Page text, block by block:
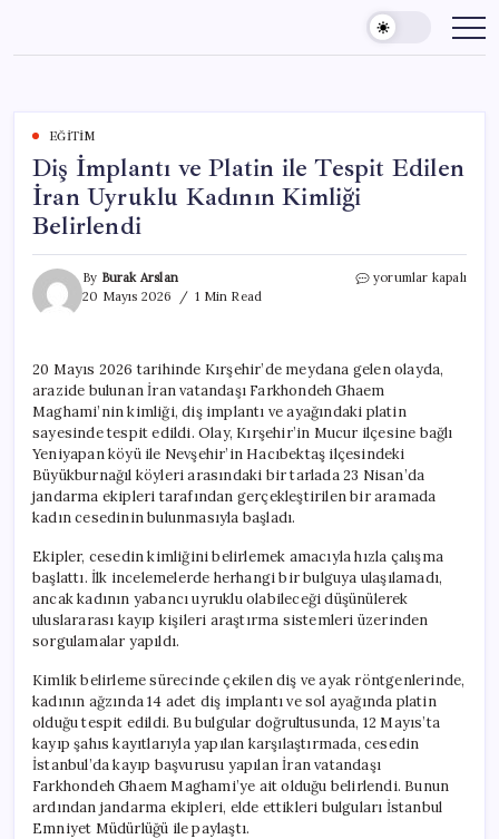
content
EĞITIM
Diş İmplantı ve Platin ile Tespit Edilen
İran Uyruklu Kadının Kimliği
Belirlendi
By Burak Arslan
20 Mayıs 2026
1 Min Read
Diş
Tespit
Edilen
İran
Uyruklu
Kadının
Kimliği
Belirlendi
için
yorumlar kapalı
20 Mayıs 2026 tarihinde Kırşehir’de meydana gelen olayda,
arazide bulunan İran vatandaşı Farkhondeh Ghaem
Maghami’nin kimliği, diş implantı ve ayağındaki platin
sayesinde tespit edildi. Olay, Kırşehir’in Mucur ilçesine bağlı
Yeniyapan köyü ile Nevşehir’in Hacıbektaş ilçesindeki
Büyükburnağıl köyleri arasındaki bir tarlada 23 Nisan’da
jandarma ekipleri tarafından gerçekleştirilen bir aramada
kadın cesedinin bulunmasıyla başladı.
Ekipler, cesedin kimliğini belirlemek amacıyla hızla çalışma
başlattı. İlk incelemelerde herhangi bir bulguya ulaşılamadı,
ancak kadının yabancı uyruklu olabileceği düşünülerek
uluslararası kayıp kişileri araştırma sistemleri üzerinden
sorgulamalar yapıldı.
Kimlik belirleme sürecinde çekilen diş ve ayak röntgenlerinde,
kadının ağzında 14 adet diş implantı ve sol ayağında platin
olduğu tespit edildi. Bu bulgular doğrultusunda, 12 Mayıs’ta
kayıp şahıs kayıtlarıyla yapılan karşılaştırmada, cesedin
İstanbul’da kayıp başvurusu yapılan İran vatandaşı
Farkhondeh Ghaem Maghami’ye ait olduğu belirlendi. Bunun
ardından jandarma ekipleri, elde ettikleri bulguları İstanbul
Emniyet Müdürlüğü ile paylaştı.